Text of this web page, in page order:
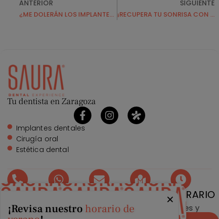
ANTERIOR
¿ME DOLERÁN LOS IMPLANTES DENTALES?
SIGUIENTE
¡RECUPERA TU SONRISA CON NUESTRA PROMOCIÓN ESPECIAL!
Tu dentista en Zaragoza
Implantes dentales
Cirugía oral
Estética dental
TELÉFONO
976 215
224
WHATSAPP
976 215
224
EMAIL
info@clinicasaura.com
DIRECCIÓN
Gran Vía
26,
HORARIO
Lunes y
Miércoles
¡Revisa nuestro horario de